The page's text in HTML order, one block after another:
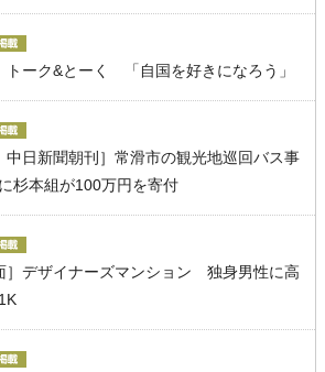
トーク&とーく 「自国を好きになろう」
日新聞朝刊］常滑市の観光地巡回バス事
杉本組が100万円を寄付
］デザイナーズマンション 独身男性に高